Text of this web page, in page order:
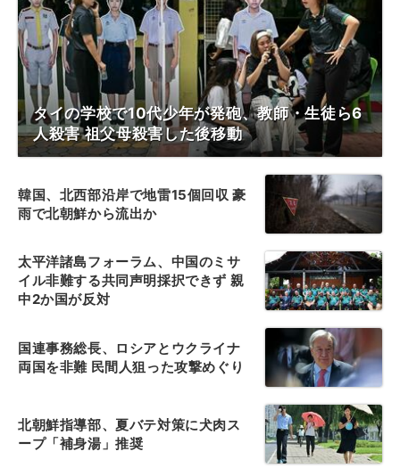
タイの学校で10代少年が発砲、教師・生徒ら6
人殺害 祖父母殺害した後移動
韓国、北西部沿岸で地雷15個回収 豪
雨で北朝鮮から流出か
太平洋諸島フォーラム、中国のミサ
イル非難する共同声明採択できず 親
中2か国が反対
国連事務総長、ロシアとウクライナ
両国を非難 民間人狙った攻撃めぐり
北朝鮮指導部、夏バテ対策に犬肉ス
ープ「補身湯」推奨